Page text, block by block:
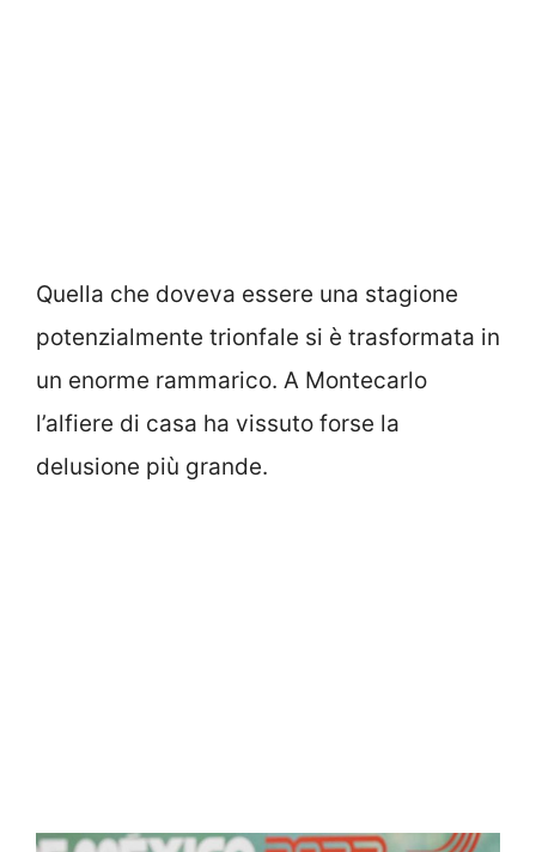
Quella che doveva essere una stagione
potenzialmente trionfale si è trasformata in
un enorme rammarico. A Montecarlo
l’alfiere di casa ha vissuto forse la
delusione più grande.